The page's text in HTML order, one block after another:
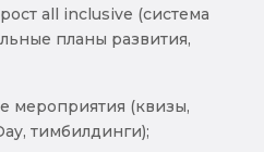
all inclusive (система
планы развития,
мероприятия (квизы,
тимбилдинги);